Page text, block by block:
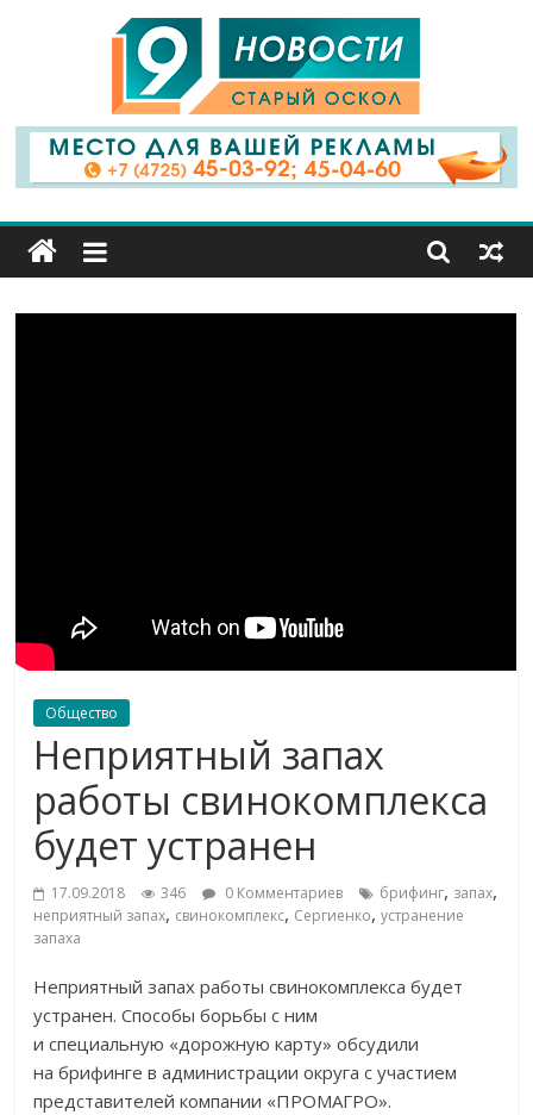
9
Канал
Старый
Общество
Неприятный запах
работы свинокомплекса
будет устранен
17.09.2018 346 0 Комментариев брифинг, запах,
неприятный запах, свинокомплекс, Сергиенко,устранение
запаха
Неприятный запах работы свинокомплекса будет
устранен. Способы борьбы с ним
и специальную «дорожную карту» обсудили
на брифинге в администрации округа с участием
представителей компании «ПРОМАГРО».